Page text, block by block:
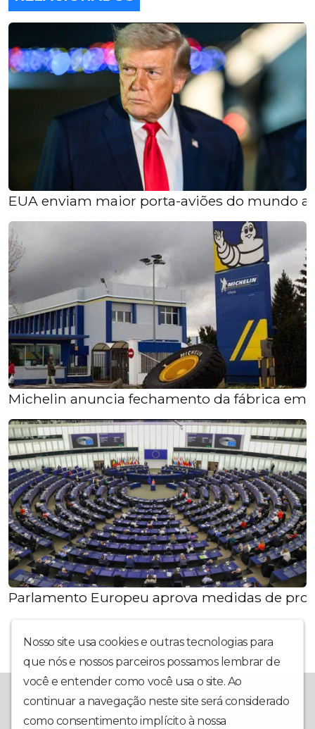
EUA enviam maior porta-aviões do mundo
Michelin anuncia fechamento da fábrica em
Parlamento Europeu aprova medidas de
Nosso site usa cookies e outras tecnologias para
que nós e nossos parceiros possamos lembrar de
você e entender como você usa o site. Ao
continuar a navegação neste site será considerado
como consentimento implícito à nossa
programação interativa, muita informação, música e utilidade
pública, nosso foco é ter você em primeiro lugar. Conte com a